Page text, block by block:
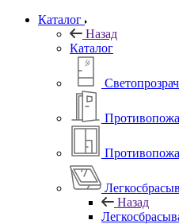
Каталог
Назад
Каталог
Назад